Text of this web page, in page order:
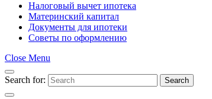
Налоговый вычет ипотека
Материнский капитал
Документы для ипотеки
Советы по оформлению
Close Menu
Search for: Search